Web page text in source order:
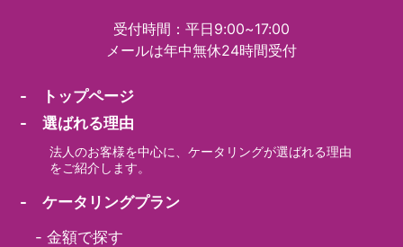
受付時間：平日9:00~17:00
メールは年中無休24時間受付
- トップページ
- 選ばれる理由
法人のお客様を中心に、ケータリングが選ばれる理由
をご紹介します。
- ケータリングプラン
-金額で探す